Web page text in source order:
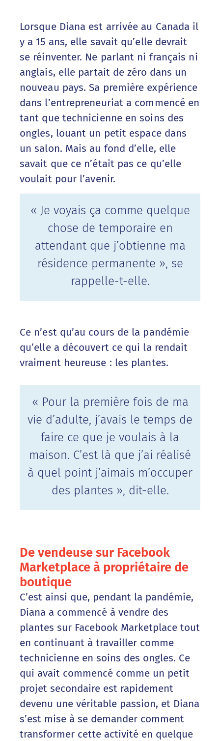
Lorsque Diana est arrivée au Canada il
y a 15 ans, elle savait qu’elle devrait
se réinventer. Ne parlant ni français ni
anglais, elle partait de zéro dans un
nouveau pays. Sa première expérience
dans l’entrepreneuriat a commencé en
tant que technicienne en soins des
ongles, louant un petit espace dans
un salon. Mais au fond d’elle, elle
savait que ce n’était pas ce qu’elle
voulait pour l’avenir.
« Je voyais ça comme quelque
chose de temporaire en
attendant que j’obtienne ma
résidence permanente », se
rappelle-t-elle.
Ce n’est qu’au cours de la pandémie
qu’elle a découvert ce qui la rendait
vraiment heureuse : les plantes.
« Pour la première fois de ma
vie d’adulte, j’avais le temps de
faire ce que je voulais à la
maison. C’est là que j’ai réalisé
à quel point j’aimais m’occuper
des plantes », dit-elle.
De vendeuse sur Facebook
Marketplace à propriétaire de
boutique
C’est ainsi que, pendant la pandémie,
Diana a commencé à vendre des
plantes sur Facebook Marketplace tout
en continuant à travailler comme
technicienne en soins des ongles. Ce
qui avait commencé comme un petit
projet secondaire est rapidement
devenu une véritable passion, et Diana
s’est mise à se demander comment
transformer cette activité en quelque